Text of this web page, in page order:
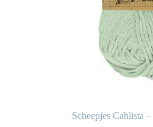
Scheepjes Cahlista